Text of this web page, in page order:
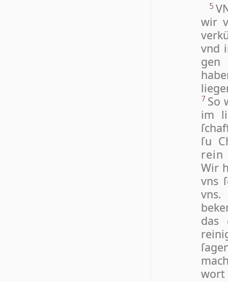
5
wir
vnd
gen
7 So
im
ſu
rein
Wir
vns
das
wort